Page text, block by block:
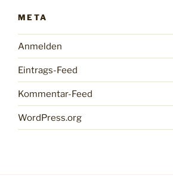
META
Anmelden
Eintrags-Feed
Kommentar-Feed
WordPress.org